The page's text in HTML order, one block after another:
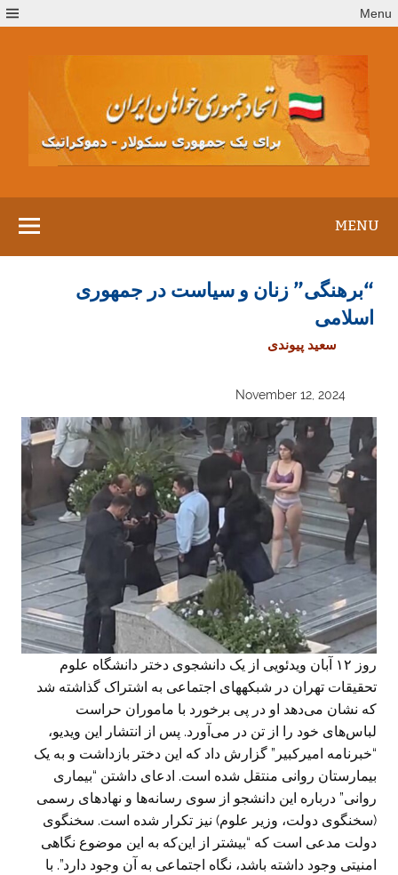
to
Menu
MENU
“برهنگی” زنان و سیاست در جمهوری
اسلامی
سعید پیوندی
November 12, 2024
روز ۱۲ آبان ویدئویی از یک دانشجوی دختر دانشگاه علوم
تحقیقات تهران در شبکههای اجتماعی به اشتراک گذاشته شد
که نشان می‌دهد او در پی برخورد با ماموران حراست
لباس‌های خود را از تن در می‌آورد. پس از انتشار این ویدیو،
“خبرنامه امیرکبیر” گزارش داد که این دختر بازداشت و به یک
بیمارستان روانی منتقل شده است. ادعای داشتن “بیماری
روانی” درباره این دانشجو از سوی رسانه‌ها و نهادهای رسمی
(سخنگوی دولت، وزیر علوم) نیز تکرار شده است. سخنگوی
دولت مدعی است که “بیشتر از این‌که به این موضوع نگاهی
امنیتی وجود داشته باشد، نگاه اجتماعی به آن وجود دارد”. با